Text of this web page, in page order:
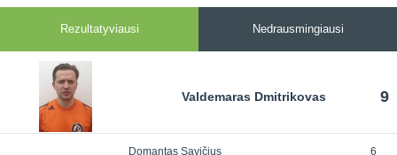
Rezultatyviausi Nedrausmingiausi
Valdemaras Dmitrikovas 9
Domantas Savičius 6